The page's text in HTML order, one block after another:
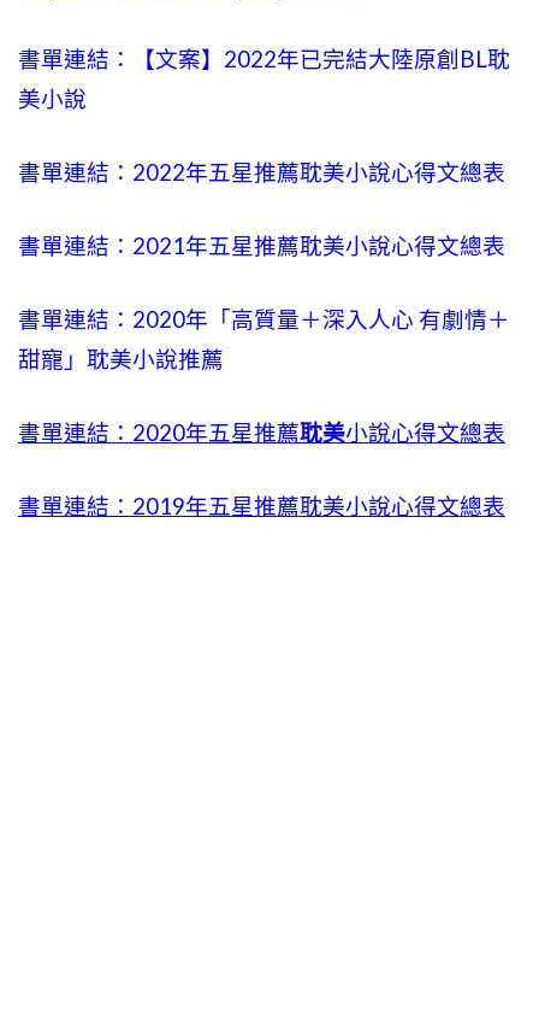
書單連結：【文案】2022年已完結大陸原創BL耽
美小說
書單連結：2022年五星推薦耽美小說心得文總表
書單連結：2021年五星推薦耽美小說心得文總表
書單連結：2020年「高質量＋深入人心 有劇情＋
甜寵」耽美小說推薦
書單連結：2020年五星推薦耽美小說心得文總表
書單連結：2019年五星推薦耽美小說心得文總表